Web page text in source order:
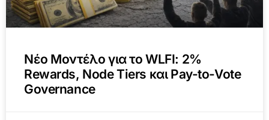
Νέο Μοντέλο για το WLFI: 2%
Rewards, Node Tiers και Pay-to-Vote
Governance